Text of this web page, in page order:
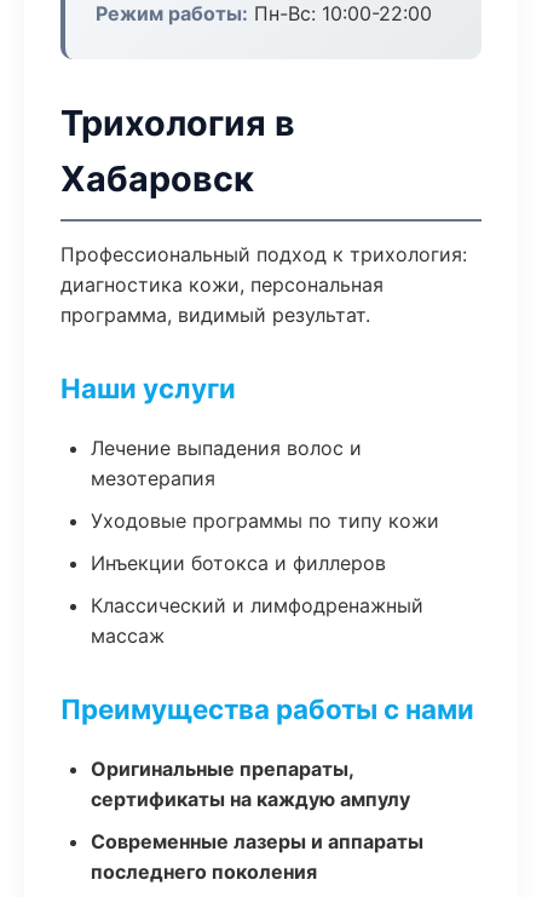
Режим работы: Пн-Вс: 10:00-22:00
Трихология в
Хабаровск
Профессиональный подход к трихология:
диагностика кожи, персональная
программа, видимый результат.
Наши услуги
Лечение выпадения волос и
мезотерапия
Уходовые программы по типу кожи
Инъекции ботокса и филлеров
Классический и лимфодренажный
массаж
Преимущества работы с нами
Оригинальные препараты,
сертификаты на каждую ампулу
Современные лазеры и аппараты
последнего поколения